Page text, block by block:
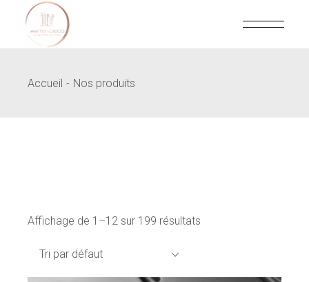
content
Accueil Nos produits
Affichage de 1–12 sur 199 résultats
Tri par défaut